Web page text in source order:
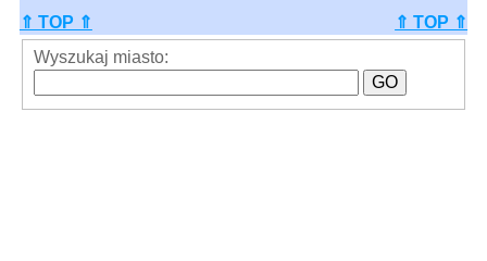
⇑ TOP ⇑
⇑ TOP ⇑
Wyszukaj miasto: